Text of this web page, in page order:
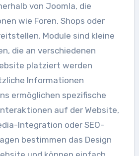
von Joomla, die
wie Foren, Shops oder
Module sind kleine
die an verschiedenen
platziert werden
Informationen
ermöglichen spezifische
auf der Website,
Integration oder SEO-
bestimmen das Design